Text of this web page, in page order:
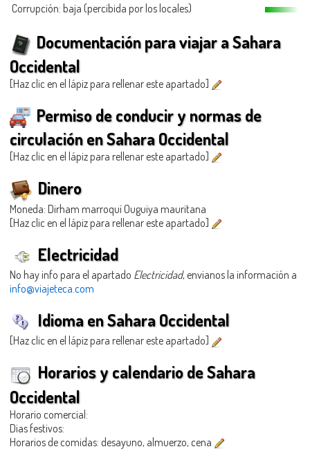
Corrupción: baja (percibida por los locales)
Documentación para viajar a Sahara
Occidental
[Haz clic en el lápiz para rellenar este apartado]
Permiso de conducir y normas de
circulación en Sahara Occidental
[Haz clic en el lápiz para rellenar este apartado]
Dinero
Moneda: Dirham marroquí Ouguiya mauritana
[Haz clic en el lápiz para rellenar este apartado]
Electricidad
No hay info para el apartado Electricidad, envianos la información a
info@viajeteca.com
Idioma en Sahara Occidental
[Haz clic en el lápiz para rellenar este apartado]
Horarios y calendario de Sahara
Occidental
Horario comercial:
Dias festivos:
Horarios de comidas: desayuno, almuerzo, cena